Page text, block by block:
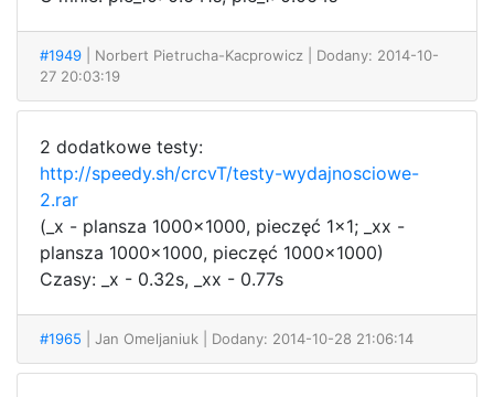
#1949 | Norbert Pietrucha-Kacprowicz
| Dodany: 2014-10-
27 20:03:19
2 dodatkowe testy:
http://speedy.sh/crcvT/testy-wydajnosciowe-
2.rar
(_x - plansza 1000x1000, pieczęć 1x1; _xx -
plansza 1000x1000, pieczęć 1000x1000)
Czasy: _x - 0.32s, _xx - 0.77s
#1965 | Jan Omeljaniuk | Dodany: 2014-10-28 21:06:14